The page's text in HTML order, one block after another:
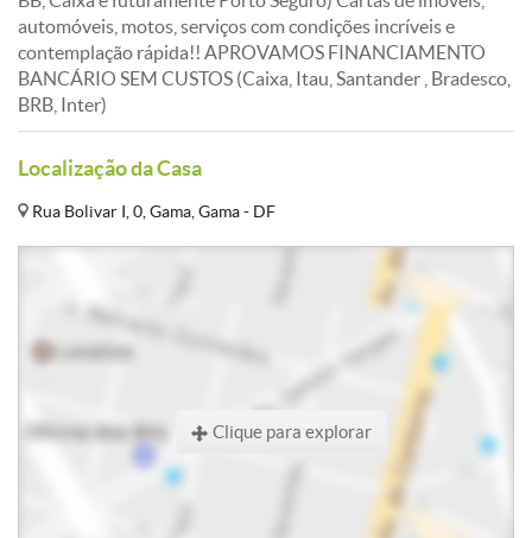
automóveis, motos, serviços com condições incríveis e
contemplação rápida!! APROVAMOS FINANCIAMENTO
BANCÁRIO SEM CUSTOS (Caixa, Itau, Santander , Bradesco,
BRB, Inter)
Localização da Casa
Rua Bolivar I, 0, Gama, Gama - DF
Clique para explorar